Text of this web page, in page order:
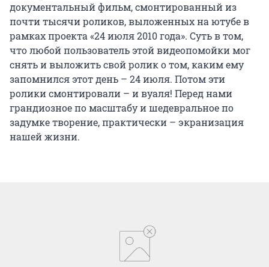
документальный фильм, смонтированный из
почти тысячи роликов, выложенных на ютубе в
рамках проекта «24 июля 2010 года». Суть в том,
что любой пользователь этой видеопомойки мог
снять и выложить свой ролик о том, каким ему
запомнился этот день – 24 июля. Потом эти
ролики смонтировали – и вуаля! Перед нами
грандиозное по масштабу и шедевральное по
задумке творение, практически – экранизация
нашей жизни.